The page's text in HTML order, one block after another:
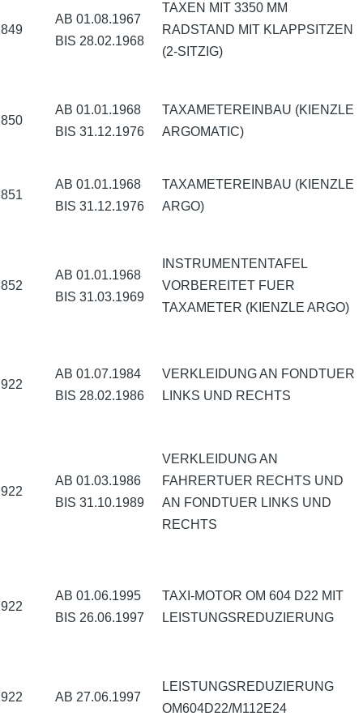
849
AB 01.08.1967
BIS 28.02.1968
TAXEN MIT 3350 MM
RADSTAND MIT KLAPPSITZEN
(2-SITZIG)
850
AB 01.01.1968
BIS 31.12.1976
TAXAMETEREINBAU (KIENZLE
ARGOMATIC)
851
AB 01.01.1968
BIS 31.12.1976
TAXAMETEREINBAU (KIENZLE
ARGO)
852
AB 01.01.1968
BIS 31.03.1969
INSTRUMENTENTAFEL
VORBEREITET FUER
TAXAMETER (KIENZLE ARGO)
922
AB 01.07.1984
BIS 28.02.1986
VERKLEIDUNG AN FONDTUER
LINKS UND RECHTS
922
AB 01.03.1986
BIS 31.10.1989
VERKLEIDUNG AN
FAHRERTUER RECHTS UND
AN FONDTUER LINKS UND
RECHTS
922
AB 01.06.1995
BIS 26.06.1997
TAXI-MOTOR OM 604 D22 MIT
LEISTUNGSREDUZIERUNG
922 AB 27.06.1997
LEISTUNGSREDUZIERUNG
OM604D22/M112E24